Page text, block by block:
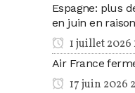
Espagne: plus
en juin en
1 juillet 2026
Air France
17 juin 2026